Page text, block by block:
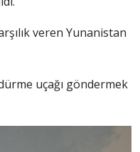
veren Yunanistan
uçağı göndermek